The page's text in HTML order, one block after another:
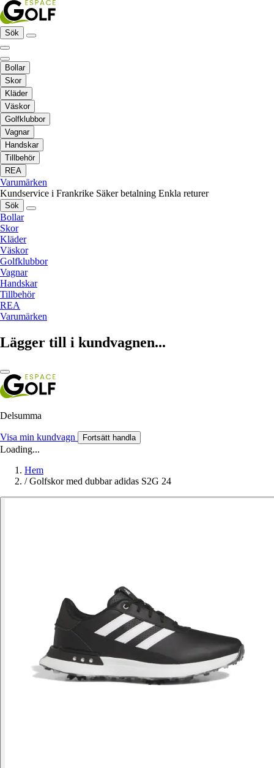
Sök
Bollar
Skor
Kläder
Väskor
Golfklubbor
Vagnar
Handskar
Tillbehör
REA
Varumärken
Kundservice i Frankrike Säker betalning Enkla returer
Sök
Bollar
Skor
Kläder
Väskor
Golfklubbor
Vagnar
Handskar
Tillbehör
REA
Varumärken
Lägger till i kundvagnen...
Delsumma
Visa min kundvagn Fortsätt handla
Loading...
Hem
/ Golfskor med dubbar adidas S2G 24